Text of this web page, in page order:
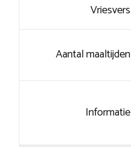
Vriesvers
Aantal maaltijden
Informatie